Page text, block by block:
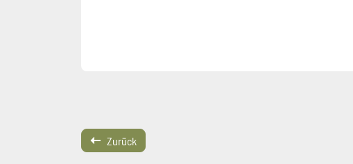
Zurück